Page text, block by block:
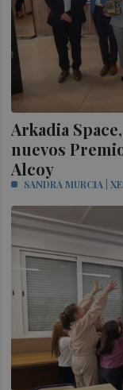
Arkadia
nuevos
Alcoy
SANDRA MURCIA |